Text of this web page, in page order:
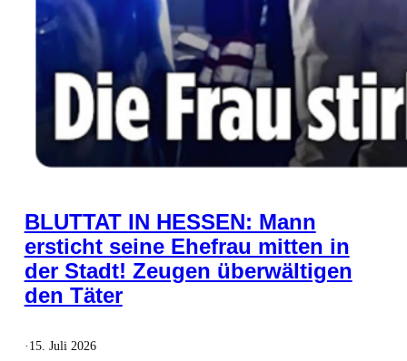
BLUTTAT IN HESSEN: Mann
ersticht seine Ehefrau mitten in
der Stadt! Zeugen überwältigen
den Täter
· 15. Juli 2026